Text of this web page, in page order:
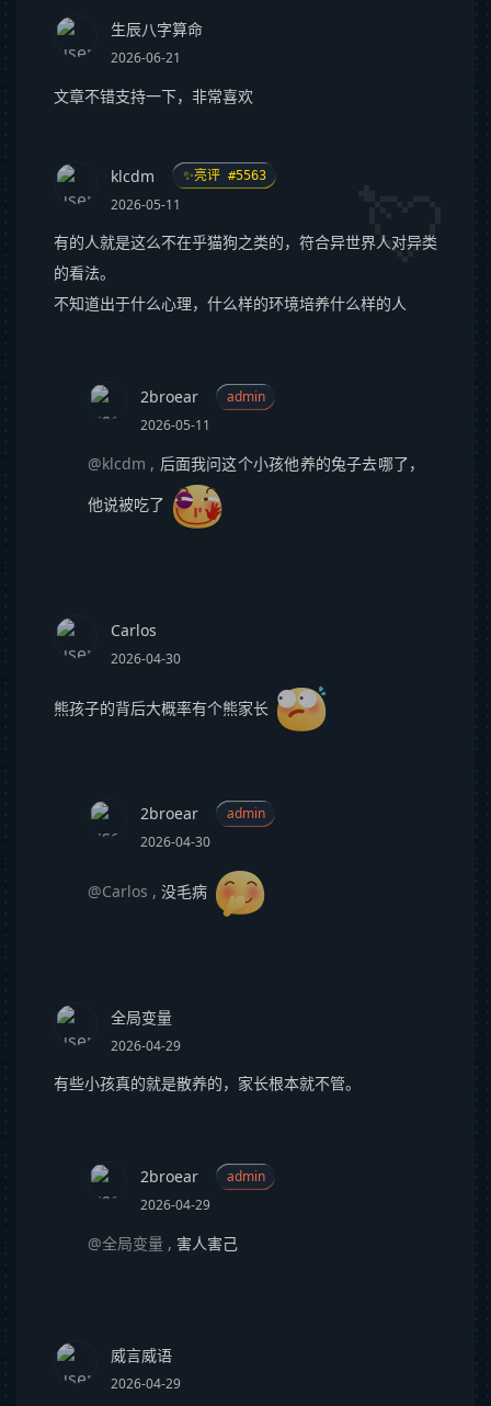
生辰八字算命
2026-06-21
文章不错支持一下，非常喜欢
klcdm ✨亮评 #5563
2026-05-11
有的人就是这么不在乎猫狗之类的，符合异世界人对异类
的看法。
不知道出于什么心理，什么样的环境培养什么样的人
2broear
admin
2026-05-11
@klcdm , 后面我问这个小孩他养的兔子去哪了，
他说被吃了
Carlos
2026-04-30
熊孩子的背后大概率有个熊家长
2broear
admin
2026-04-30
@Carlos ,没毛病
全局变量
2026-04-29
有些小孩真的就是散养的，家长根本就不管。
2broear
admin
2026-04-29
@全局变量 , 害人害己
威言威语
2026-04-29